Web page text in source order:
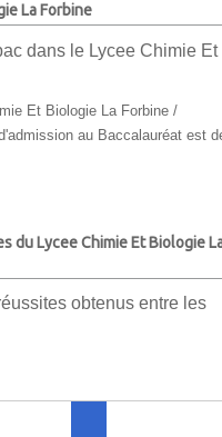
La Forbine
dans le Lycee Chimie Et
Et Biologie La Forbine /
au Baccalauréat est
du Lycee Chimie Et Biologie
obtenus entre les